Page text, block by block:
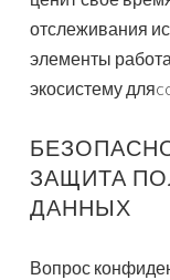
отслеживания
элементы
экосистему
ЗАЩИТА
ДАННЫХ
Вопрос